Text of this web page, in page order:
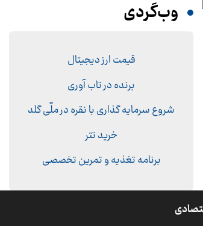
وب‌گردی
قیمت ارز دیجیتال
برنده در تاب آوری
شروع سرمایه گذاری با نقره در ملّی گلد
خرید تتر
برنامه تغذیه و تمرین تخصصی